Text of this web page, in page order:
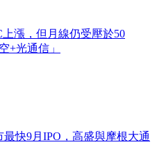
漲，但月線仍受壓於50
+光通信」
快9月IPO，高盛與摩根大通